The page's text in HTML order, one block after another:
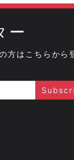
ー
はこちらから